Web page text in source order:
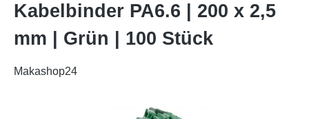
Kabelbinder PA6.6 | 200 x 2,5
mm | Grün | 100 Stück
Makashop24
Bildergalerie überspringen